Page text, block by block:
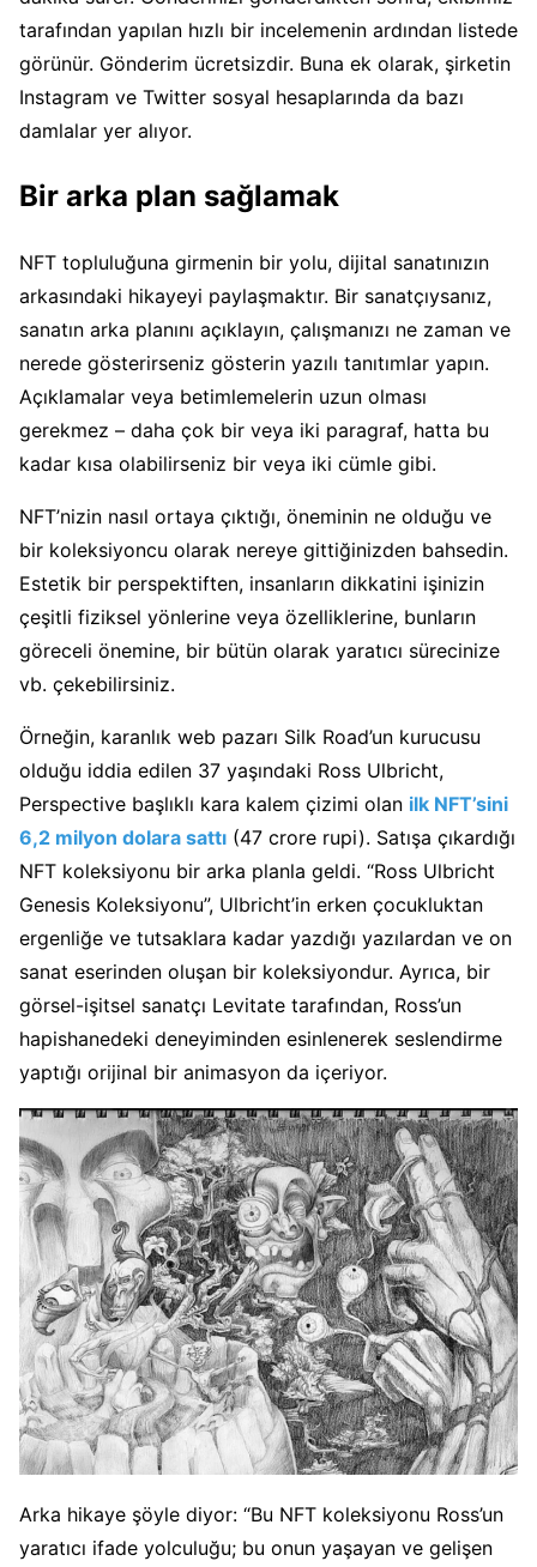
tarafından yapılan hızlı bir incelemenin ardından listede
görünür. Gönderim ücretsizdir. Buna ek olarak, şirketin
Instagram ve Twitter sosyal hesaplarında da bazı
damlalar yer alıyor.
Bir arka plan sağlamak
NFT topluluğuna girmenin bir yolu, dijital sanatınızın
arkasındaki hikayeyi paylaşmaktır. Bir sanatçıysanız,
sanatın arka planını açıklayın, çalışmanızı ne zaman ve
nerede gösterirseniz gösterin yazılı tanıtımlar yapın.
Açıklamalar veya betimlemelerin uzun olması
gerekmez – daha çok bir veya iki paragraf, hatta bu
kadar kısa olabilirseniz bir veya iki cümle gibi.
NFT’nizin nasıl ortaya çıktığı, öneminin ne olduğu ve
bir koleksiyoncu olarak nereye gittiğinizden bahsedin.
Estetik bir perspektiften, insanların dikkatini işinizin
çeşitli fiziksel yönlerine veya özelliklerine, bunların
göreceli önemine, bir bütün olarak yaratıcı sürecinize
vb. çekebilirsiniz.
Örneğin, karanlık web pazarı Silk Road’un kurucusu
olduğu iddia edilen 37 yaşındaki Ross Ulbricht,
Perspective başlıklı kara kalem çizimi olan ilk NFT’sini
6,2 milyon dolara sattı (47 crore rupi). Satışa çıkardığı
NFT koleksiyonu bir arka planla geldi. “Ross Ulbricht
Genesis Koleksiyonu”, Ulbricht’in erken çocukluktan
ergenliğe ve tutsaklara kadar yazdığı yazılardan ve on
sanat eserinden oluşan bir koleksiyondur. Ayrıca, bir
görsel-işitsel sanatçı Levitate tarafından, Ross’un
hapishanedeki deneyiminden esinlenerek seslendirme
yaptığı orijinal bir animasyon da içeriyor.
Arka hikaye şöyle diyor: “Bu NFT koleksiyonu Ross’un
yaratıcı ifade yolculuğu; bu onun yaşayan ve gelişen